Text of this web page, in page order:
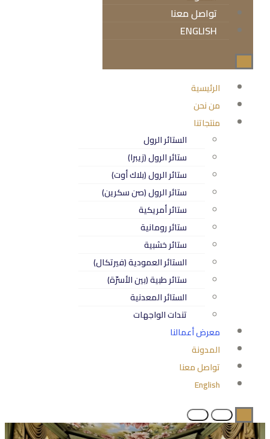
تواصل معنا
ENGLISH
الرئيسية
من نحن
منتجاتنا
الستائر الرول
ستائر الرول (زيبرا)
ستائر الرول (بلاك أوت)
ستائر الرول (صن سكرين)
ستائر أمريكية
ستائر رومانية
ستائر خشبية
الستائر العمودية (فيرتكال)
ستائر طبية (بين الأسرّة)
الستائر المعدنية
تندات الواجهات
معرض أعمالنا
المدونة
تواصل معنا
English